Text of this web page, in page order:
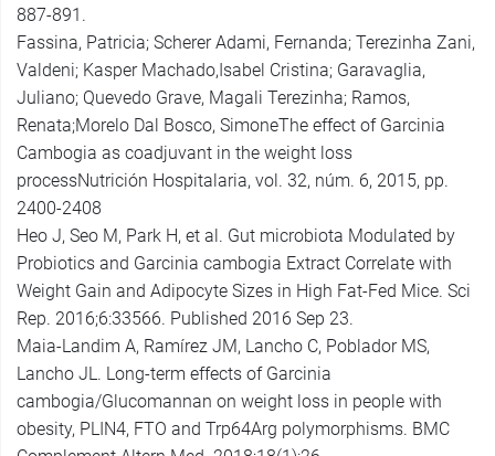
887-891.
Fassina, Patricia; Scherer Adami, Fernanda; Terezinha Zani,
Valdeni; Kasper Machado,Isabel Cristina; Garavaglia,
Juliano; Quevedo Grave, Magali Terezinha; Ramos,
Renata;Morelo Dal Bosco, SimoneThe effect of Garcinia
Cambogia as coadjuvant in the weight loss
processNutrición Hospitalaria, vol. 32, núm. 6, 2015, pp.
2400-2408
Heo J, Seo M, Park H, et al. Gut microbiota Modulated by
Probiotics and Garcinia cambogia Extract Correlate with
Weight Gain and Adipocyte Sizes in High Fat-Fed Mice. Sci
Rep. 2016;6:33566. Published 2016 Sep 23.
Maia-Landim A, Ramírez JM, Lancho C, Poblador MS,
Lancho JL. Long-term effects of Garcinia
cambogia/Glucomannan on weight loss in people with
obesity, PLIN4, FTO and Trp64Arg polymorphisms. BMC